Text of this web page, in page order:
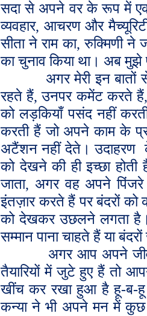
सदा से अपने वर के रूप में एक
व्यवहार, आचरण और
सीता ने राम का, रुक्मिणी ने
का चुनाव किया था। अब
अगर मेरी इन
रहते हैं, उनपर कमेंट करते हैं,
को लड़कियाँ पसंद नहीं
करती हैं जो अपने काम के
अटैंशन नहीं देते। उदाहरण
को देखने की ही इच्छा
जाता, अगर वह अपने
इंतज़ार करते हैं पर बंदरों को
को देखकर उछलने लगता
सम्मान पाना चाहते हैं या
अगर आप अपने
तैयारियों में जुटे हुए हैं तो
खींच कर रखा हुआ है हू-ब-हू
कन्या ने भी अपने मन में